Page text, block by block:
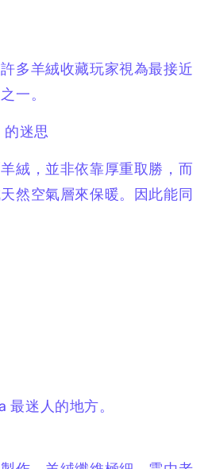
多羊絨收藏玩家視為最接近
一。
迷思
絨，並非依靠厚重取勝，而
然空氣層來保暖。因此能同
迷人的地方。